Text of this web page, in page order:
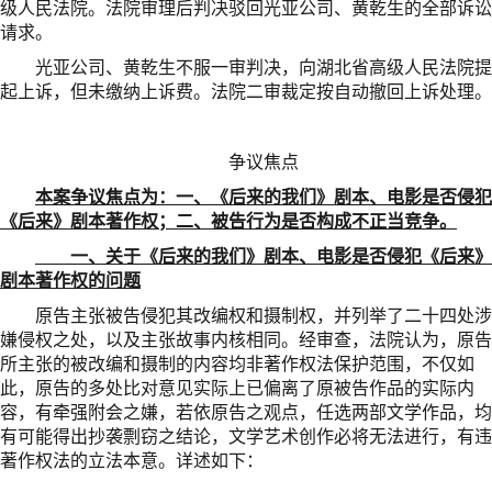
级人民法院。法院审理后判决驳回光亚公司、黄乾生的全部诉讼
请求。
光亚公司、黄乾生不服一审判决，向湖北省高级人民法院提
起上诉，但未缴纳上诉费。法院二审裁定按自动撤回上诉处理。
争议焦点
本案争议焦点为：一、《后来的我们》剧本、电影是否侵犯
《后来》剧本著作权；二、被告行为是否构成不正当竞争。
一、关于《后来的我们》剧本、电影是否侵犯《后来》
剧本著作权的问题
原告主张被告侵犯其改编权和摄制权，并列举了二十四处涉
嫌侵权之处，以及主张故事内核相同。经审查，法院认为，原告
所主张的被改编和摄制的内容均非著作权法保护范围，不仅如
此，原告的多处比对意见实际上已偏离了原被告作品的实际内
容，有牵强附会之嫌，若依原告之观点，任选两部文学作品，均
有可能得出抄袭剽窃之结论，文学艺术创作必将无法进行，有违
著作权法的立法本意。详述如下：